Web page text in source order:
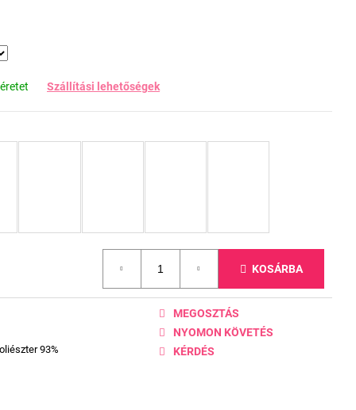
Szállítási lehetőségek
KOSÁRBA
93% KÉRDÉS
NYOMON KÖVETÉS
MEGOSZTÁS